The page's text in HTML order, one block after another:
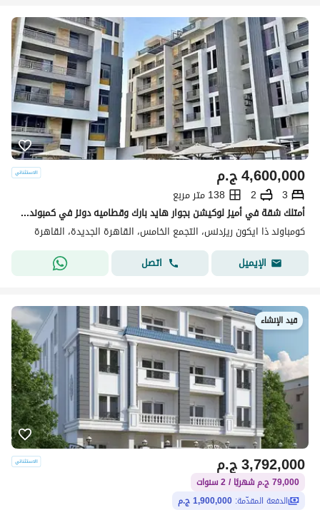
ج.م4,600,000
3
2
138 متر مربع
أمتلك شقة في أميز لوكيشن بجوار هايد بارك وقطاميه دونز في كمبوند ذا أيكون التجمع الخامس
كومباوند ذا ايكون ريزدنس، التجمع الخامس، القاهرة الجديدة، القاهرة
الإيميل
اتصل
قيد الإنشاء
ج.م3,792,000
79,000 ج.م شهريًا / 2 سنوات
الدفعة المقدّمة: 1,900,000 ج.م